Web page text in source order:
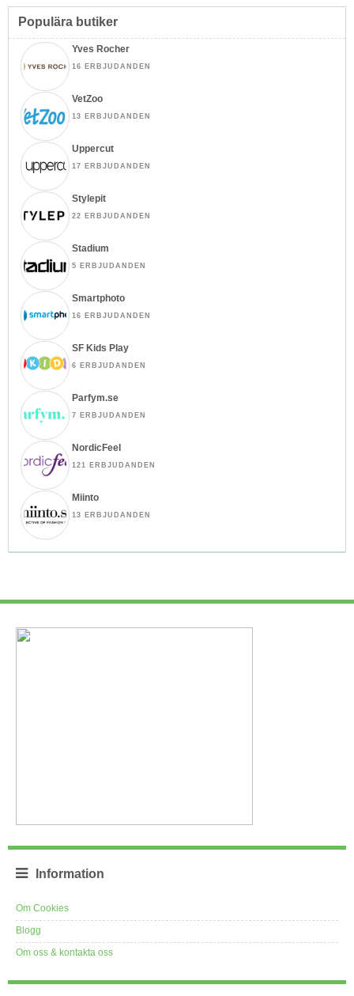
Populära butiker
Yves Rocher
16 ERBJUDANDEN
VetZoo
13 ERBJUDANDEN
Uppercut
17 ERBJUDANDEN
Stylepit
22 ERBJUDANDEN
Stadium
5 ERBJUDANDEN
Smartphoto
16 ERBJUDANDEN
SF Kids Play
6 ERBJUDANDEN
Parfym.se
7 ERBJUDANDEN
NordicFeel
121 ERBJUDANDEN
Miinto
13 ERBJUDANDEN
Information
Om Cookies
Blogg
Om oss & kontakta oss